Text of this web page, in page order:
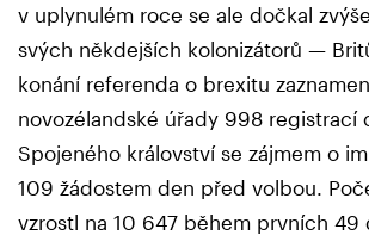
v uplynulém roce se ale dočkal
svých někdejších kolonizátorů —
konání referenda o brexitu
novozélandské úřady 998 registrací
Spojeného království se zájmem o
109 žádostem den před volbou.
vzrostl na 10 647 během prvních 49